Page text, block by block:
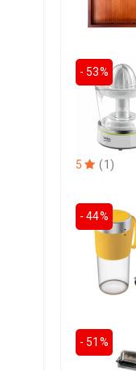
- 53%
5 (1 )
- 44%
- 51%